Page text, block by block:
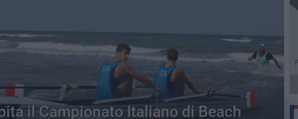
il Campionato Italiano di Beach